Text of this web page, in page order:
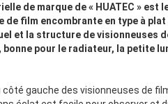
de marque de « HUATEC » est
de film encombrante en type à
et la structure de visionneuses
pour le radiateur, la petite
gauche des visionneuses de